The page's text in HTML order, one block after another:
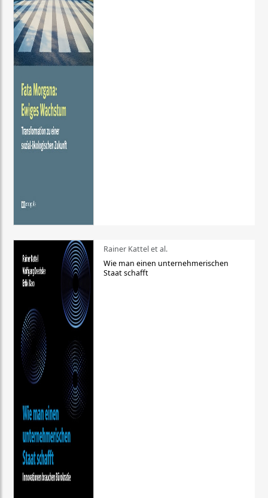
Rainer Kattel et al.
Wie man einen unternehmerischen
Staat schafft